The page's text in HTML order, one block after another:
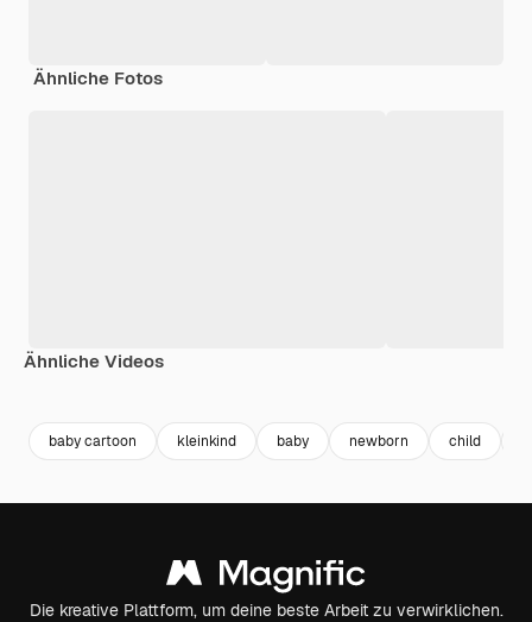
Ähnliche Fotos
Ähnliche Videos
baby cartoon kleinkind baby newborn child
Die kreative Plattform, um deine beste Arbeit zu verwirklichen.